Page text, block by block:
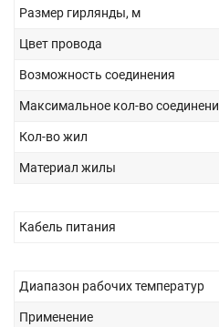
Размер гирлянды, м
Цвет провода
Возможность соединения
Максимальное кол-во
Кол-во жил
Материал жилы
Кабель питания
Диапазон рабочих температур
Применение